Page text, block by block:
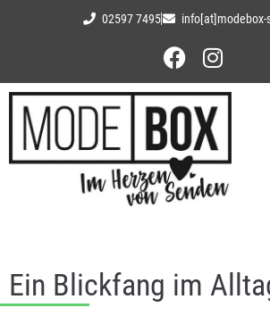
02597 7495 info[at]modebox-
Ein Blickfang im